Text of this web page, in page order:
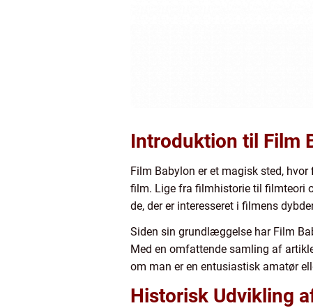
Introduktion til Film
Film Babylon er et magisk sted,
film. Lige fra filmhistorie til filmteori
de, der er interesseret i filmens
Siden sin grundlæggelse har Film
Med en omfattende samling af
om man er en entusiastisk amatør
Historisk Udvikling